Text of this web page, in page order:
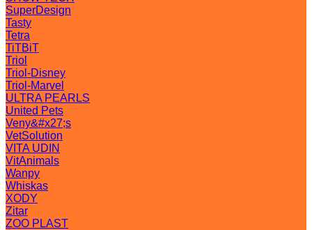
SuperDesign
Tasty
Tetra
TiTBiT
Triol
Triol-Disney
Triol-Marvel
ULTRA PEARLS
United Pets
Veny&#x27;s
VetSolution
VITA UDIN
VitAnimals
Wanpy
Whiskas
XODY
Zitar
ZOO PLAST